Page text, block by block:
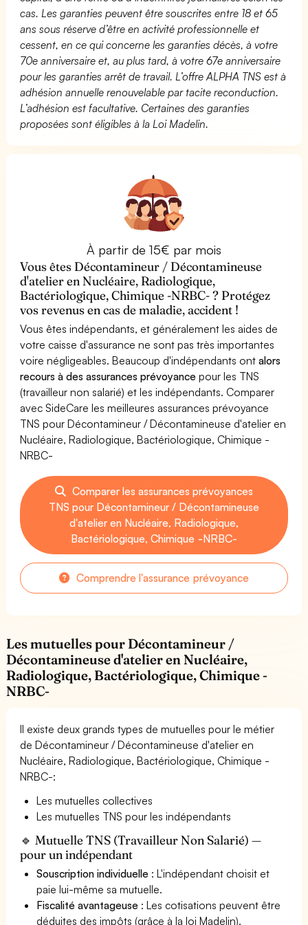
cas. Les garanties peuvent être souscrites entre 18 et 65
ans sous réserve d’être en activité professionnelle et
cessent, en ce qui concerne les garanties décès, à votre
70e anniversaire et, au plus tard, à votre 67e anniversaire
pour les garanties arrêt de travail. L’offre ALPHA TNS est à
adhésion annuelle renouvelable par tacite reconduction.
L’adhésion est facultative. Certaines des garanties
proposées sont éligibles à la Loi Madelin.
À partir de 15€ par mois
Vous êtes Décontamineur / Décontamineuse
d'atelier en Nucléaire, Radiologique,
Bactériologique, Chimique -NRBC- ? Protégez
vos revenus en cas de maladie, accident !
Vous êtes indépendants, et généralement les aides de
votre caisse d'assurance ne sont pas très importantes
voire négligeables. Beaucoup d'indépendants ontalors
recours à des assurances prévoyance pour les TNS
(travailleur non salarié) et les indépendants. Comparer
avec SideCare les meilleures assurances prévoyance
TNS pour Décontamineur / Décontamineuse d'atelier en
Nucléaire, Radiologique, Bactériologique, Chimique -
NRBC-
Comparer les assurances prévoyances
TNS pour Décontamineur / Décontamineuse
d'atelier en Nucléaire, Radiologique,
Bactériologique, Chimique -NRBC-
Comprendre l'assurance prévoyance
Les mutuelles pour Décontamineur /
Décontamineuse d'atelier en Nucléaire,
Radiologique, Bactériologique, Chimique -
NRBC-
Il existe deux grands types de mutuelles pour le métier
de Décontamineur / Décontamineuse d'atelier en
Nucléaire, Radiologique, Bactériologique, Chimique -
NRBC-:
Les mutuelles collectives
Les mutuelles TNS pour les indépendants
🔹 Mutuelle TNS (Travailleur Non Salarié) —
pour un indépendant
Souscription individuelle : L'indépendant choisit et
paie lui-même sa mutuelle.
Fiscalité avantageuse : Les cotisations peuvent être
déduites des impôts (grâce à la loi Madelin).